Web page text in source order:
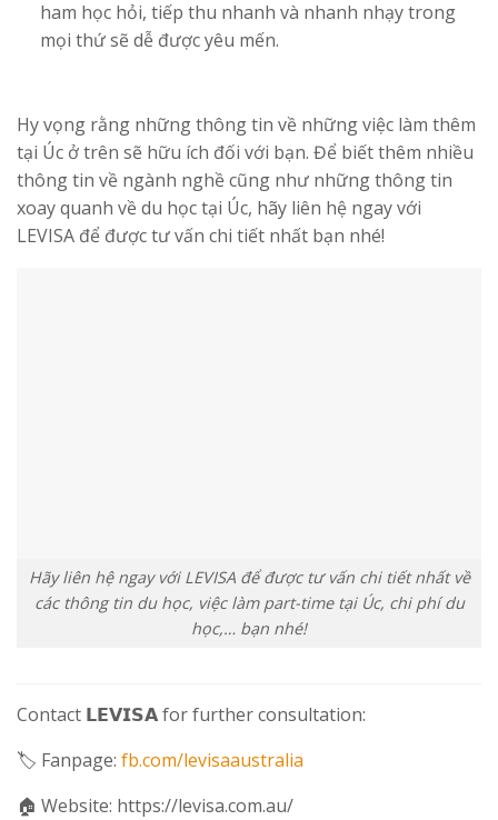
ham học hỏi, tiếp thu nhanh và nhanh nhạy trong
mọi thứ sẽ dễ được yêu mến.
Hy vọng rằng những thông tin về những việc làm thêm
tại Úc ở trên sẽ hữu ích đối với bạn. Để biết thêm nhiều
thông tin về ngành nghề cũng như những thông tin
xoay quanh về du học tại Úc, hãy liên hệ ngay với
LEVISA để được tư vấn chi tiết nhất bạn nhé!
Hãy liên hệ ngay với LEVISA để được tư vấn chi tiết nhất về
các thông tin du học, việc làm part-time tại Úc, chi phí du
học,… bạn nhé!
Contact 𝗟𝗘𝗩𝗜𝗦𝗔 for further consultation:
🏷 Fanpage: fb.com/levisaaustralia
🏠 Website: https://levisa.com.au/